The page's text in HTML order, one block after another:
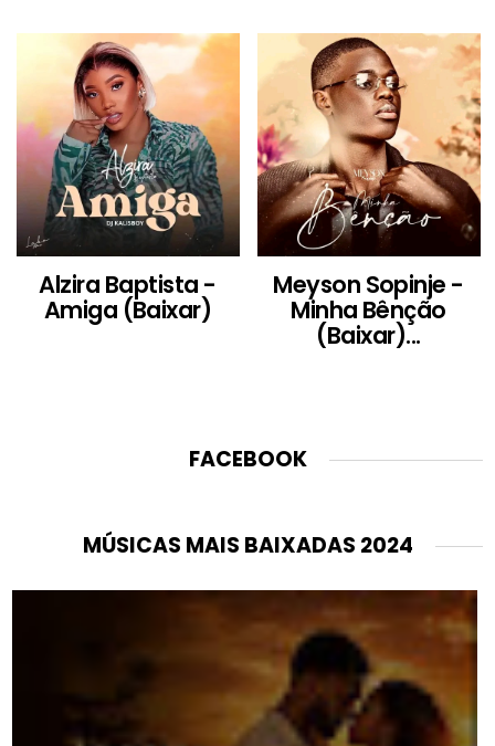
Alzira Baptista -
Amiga (Baixar)
Meyson Sopinje -
Minha Bênção
(Baixar)...
FACEBOOK
MÚSICAS MAIS BAIXADAS 2024